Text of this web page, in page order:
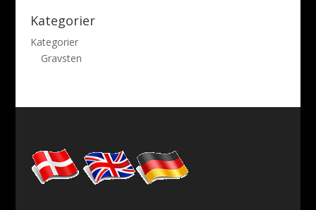
Kategorier
Kategorier
Gravsten